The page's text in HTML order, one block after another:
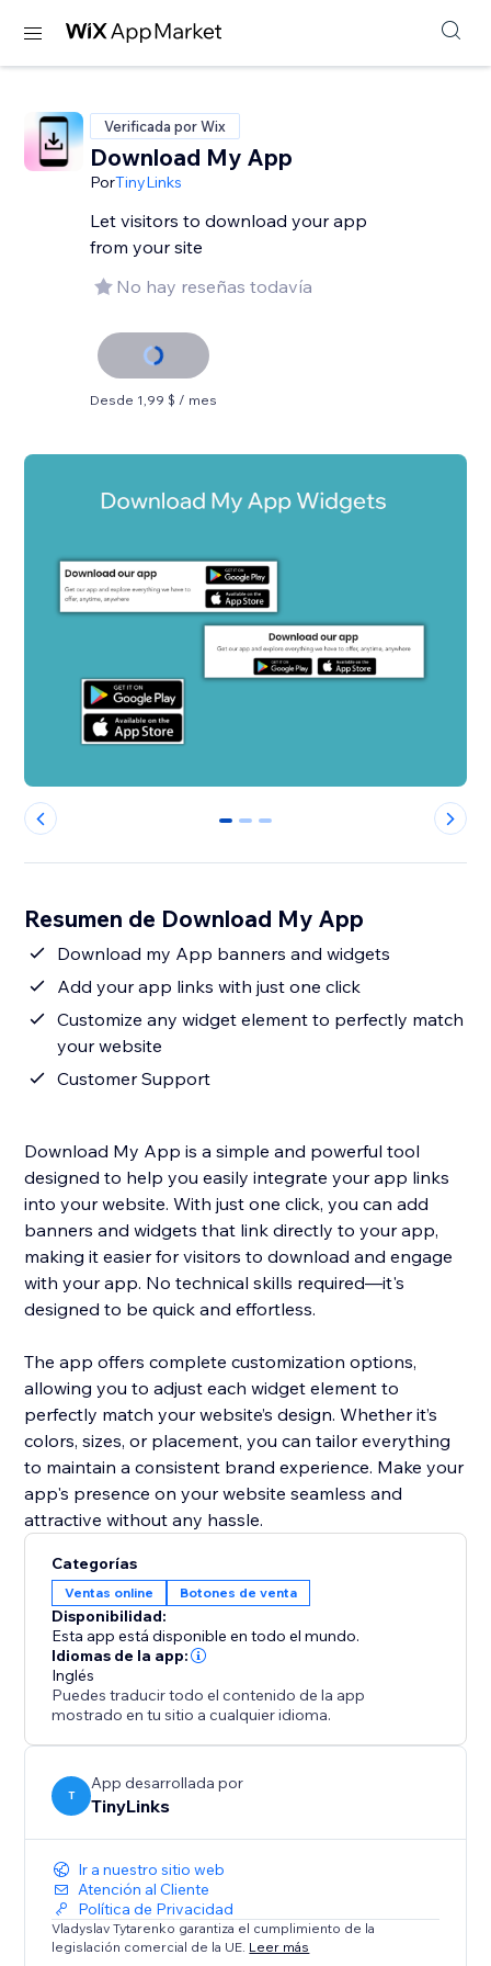
Verificada por Wix
Download My App
PorTinyLinks
Let visitors to download your app
from your site
No hay reseñas todavía
Desde 1,99 $ / mes
0 1 2
Resumen de Download My App
Download my App banners and widgets
Add your app links with just one click
Customize any widget element to perfectly match
your website
Customer Support
Download My App is a simple and powerful tool
designed to help you easily integrate your app links
into your website. With just one click, you can add
banners and widgets that link directly to your app,
making it easier for visitors to download and engage
with your app. No technical skills required—it's
designed to be quick and effortless.
The app offers complete customization options,
allowing you to adjust each widget element to
perfectly match your website’s design. Whether it’s
colors, sizes, or placement, you can tailor everything
to maintain a consistent brand experience. Make your
app's presence on your website seamless and
attractive without any hassle.
Categorías
Ventas online Botones de venta
Disponibilidad:
Esta app está disponible en todo el mundo.
Idiomas de la app:
Inglés
Puedes traducir todo el contenido de la app
mostrado en tu sitio a cualquier idioma.
T
App desarrollada por
TinyLinks
Ir a nuestro sitio web
Atención al Cliente
Política de Privacidad
Vladyslav Tytarenko garantiza el cumplimiento de la
legislación comercial de la UE. Leer más